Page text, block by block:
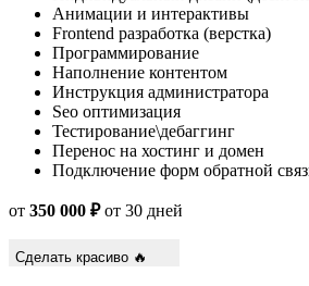
Анимации и интерактивы
Frontend разработка (верстка)
Программирование
Наполнение контентом
Инструкция администратора
Seo оптимизация
Тестирование\дебаггинг
Перенос на хостинг и домен
Подключение форм обратной
от 350 000 ₽от 30 дней
Сделать красиво 🔥